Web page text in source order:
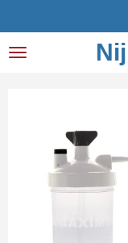
direct
naar